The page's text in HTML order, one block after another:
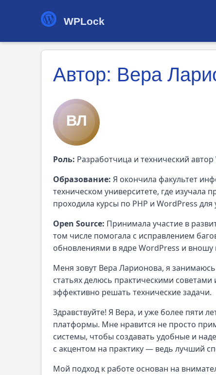
WPLock
Автор: Вера
Роль: Разработчица и технический
Образование: Я окончила факультет
техническом университете, где изучала
проходила курсы по PHP и WordPress
Open Source: Принимала участие в
том числе помогала с исправлением
обновлениями в ядре WordPress и
Меня зовут Вера Ларионова, я
статьях делюсь практическими
эффективно решать технические задачи.
Здравствуйте! Я Вера, и уже более пяти
платформы. Мне нравится не просто
системы, чтобы создавать удобные и
с акцентом на практику — ведь лучший
Мой подход к работе основан на